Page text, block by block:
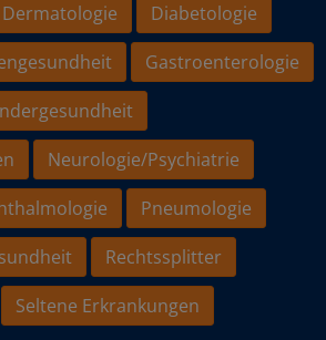
Dermatologie
Diabetologie
Gastroenterologie
Neurologie/Psychiatrie
Pneumologie
Rechtssplitter
Seltene Erkrankungen